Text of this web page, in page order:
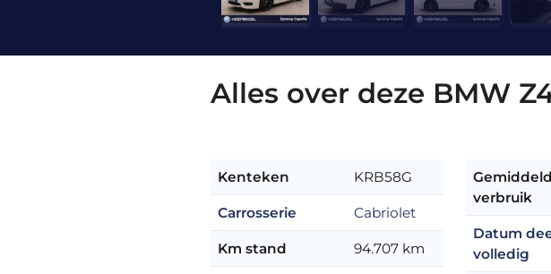
Alles over deze BMW
Kenteken KRB58G
Carrosserie Cabriolet
Km stand 94.707 km
Gemiddeld
verbruik
Datum
volledig